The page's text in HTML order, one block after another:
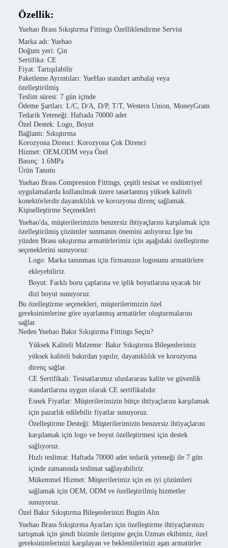
Özellik:
Yuehao Brass Sıkıştırma Fittings Özelliklendirme Servisi
Marka adı: Yuehao
Doğum yeri: Çin
Sertifika: CE
Fiyat: Tartışılabilir
Paketleme Ayrıntıları: YueHao standart ambalaj veya
özelleştirilmiş
Teslim süresi: 7 gün içinde
Ödeme Şartları: L/C, D/A, D/P, T/T, Western Union, MoneyGram
Tedarik Yeteneği: Haftada 70000 adet
Özel Destek: Logo, Boyut
Bağlantı: Sıkıştırma
Korozyona Direnci: Korozyona Çok Direnci
Hizmet: OEM,ODM veya Özel
Basınç: 1.6MPa
Ürün Tanımı
Yuehao Brass Compression Fittings, çeşitli tesisat ve endüstriyel
uygulamalarda kullanılmak üzere tasarlanmış yüksek kaliteli
konektörlerdir.dayanıklılık ve korozyona direnç sağlamak.
Kişiselleştirme Seçenekleri
Yuehao'da, müşterilerimizin benzersiz ihtiyaçlarını karşılamak için
özelleştirilmiş çözümler sunmanın önemini anlıyoruz.İşte bu
yüzden Brass sıkıştırma armatürlerimiz için aşağıdaki özelleştirme
seçeneklerini sunuyoruz:
Logo: Marka tanınması için firmanızın logosunu armatürlere
ekleyebiliriz.
Boyut: Farklı boru çaplarına ve iplik boyutlarına uyacak bir
dizi boyut sunuyoruz.
Bu özelleştirme seçenekleri, müşterilerimizin özel
gereksinimlerine göre uyarlanmış armatürler oluşturmalarını
sağlar.
Neden Yuehao Bakır Sıkıştırma Fittings Seçin?
Yüksek Kaliteli Malzeme: Bakır Sıkıştırma Bileşenlerimiz
yüksek kaliteli bakırdan yapılır, dayanıklılık ve korozyona
direnç sağlar.
CE Sertifikalı: Tesisatlarımız uluslararası kalite ve güvenlik
standartlarına uygun olarak CE sertifikalıdır.
Esnek Fiyatlar: Müşterilerimizin bütçe ihtiyaçlarını karşılamak
için pazarlık edilebilir fiyatlar sunuyoruz.
Özelleştirme Desteği: Müşterilerimizin benzersiz ihtiyaçlarını
karşılamak için logo ve boyut özelleştirmesi için destek
sağlıyoruz.
Hızlı teslimat: Haftada 70000 adet tedarik yeteneği ile 7 gün
içinde zamanında teslimat sağlayabiliriz.
Mükemmel Hizmet: Müşterilerimiz için en iyi çözümleri
sağlamak için OEM, ODM ve özelleştirilmiş hizmetler
sunuyoruz.
Özel Bakır Sıkıştırma Bileşenlerinizi Bugün Alın
Yuehao Brass Sıkıştırma Ayarları için özelleştirme ihtiyaçlarınızı
tartışmak için şimdi bizimle iletişime geçin.Uzman ekibimiz, özel
gereksinimlerinizi karşılayan ve beklentilerinizi aşan armatürler